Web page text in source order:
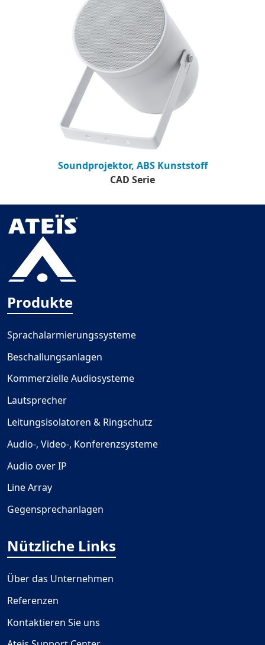
Soundprojektor, ABS Kunststoff
CAD Serie
Produkte
Sprachalarmierungssysteme
Beschallungsanlagen
Kommerzielle Audiosysteme
Lautsprecher
Leitungsisolatoren & Ringschutz
Audio-, Video-, Konferenzsysteme
Audio over IP
Line Array
Gegensprechanlagen
Nützliche Links
Über das Unternehmen
Referenzen
Kontaktieren Sie uns